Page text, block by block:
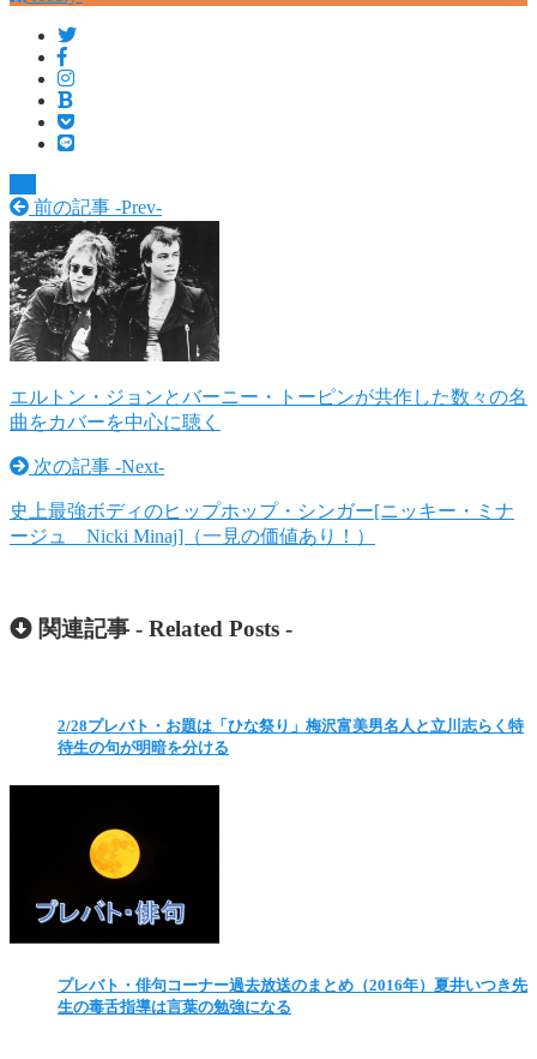
前の記事 -Prev-
エルトン・ジョンとバーニー・トーピンが共作した数々の名
曲をカバーを中心に聴く
次の記事 -Next-
史上最強ボディのヒップホップ・シンガー[ニッキー・ミナ
ージュ Nicki Minaj]（一見の価値あり！）
関連記事 - Related Posts -
2/28プレバト・お題は「ひな祭り」梅沢富美男名人と立川志らく特
待生の句が明暗を分ける
プレバト・俳句コーナー過去放送のまとめ（2016年）夏井いつき先
生の毒舌指導は言葉の勉強になる